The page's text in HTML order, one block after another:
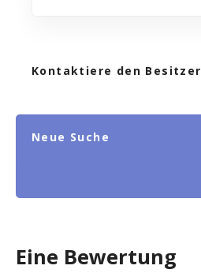
Kontaktiere den Besitzer
Neue Suche
Eine Bewertung